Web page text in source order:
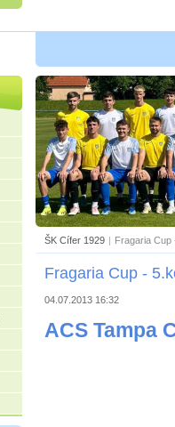
ŠK Cífer 1929 | Fragaria Cup
Fragaria Cup -
04.07.2013 16:32
ACS Tampa